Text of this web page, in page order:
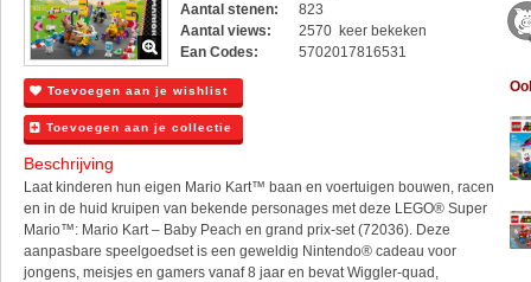
Aantal stenen:
823
Aantal views:
2570 keer bekeken
Ean Codes:
5702017816531
Toevoegen aan je wishlist
Toevoegen aan je collectie
Beschrijving
Laat kinderen hun eigen Mario Kart™ baan en voertuigen bouwen, racen
en in de huid kruipen van bekende personages met deze LEGO® Super
Mario™: Mario Kart – Baby Peach en grand prix-set (72036). Deze
aanpasbare speelgoedset is een geweldig Nintendo® cadeau voor
jongens, meisjes en gamers vanaf 8 jaar en bevat Wiggler-quad,